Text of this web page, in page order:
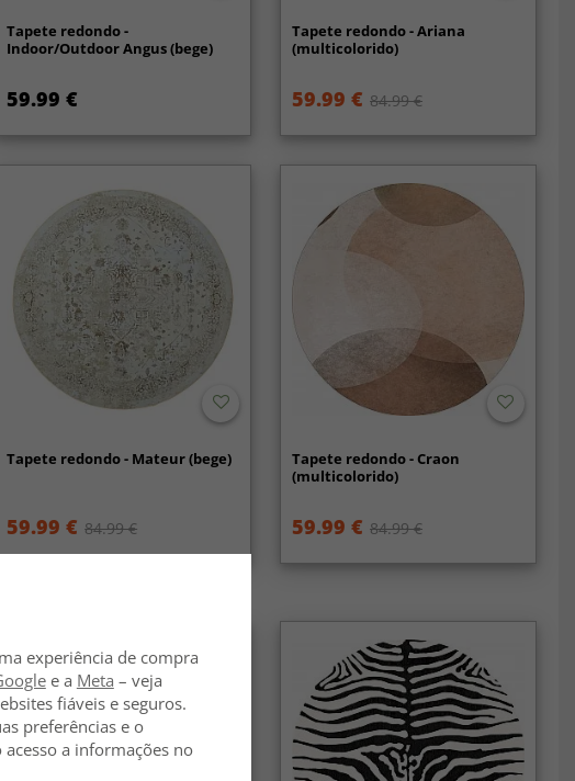
Tapete redondo -
Indoor/Outdoor Angus (bege)
59.99 €
Tapete redondo - Ariana
(multicolorido)
59.99 € 84.99 €
Tapete redondo - Mateur (bege)
59.99 € 84.99 €
Tapete redondo - Craon
(multicolorido)
59.99 € 84.99 €
experiência de compra
e a Meta – veja
fiáveis e seguros.
preferências e o
a informações no